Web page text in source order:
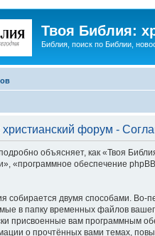
Твоя Библия:
Библия, поиск по Библии,
форум -
объясняет, как «Твоя
«программное обеспечение
собирается двумя способами. Во-
в папку временных файлов
присвоенные вам программным
о прочтённых вами темах,